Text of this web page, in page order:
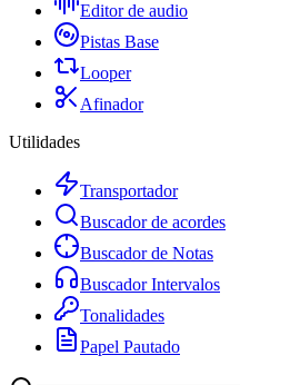
Editor de audio
Pistas Base
Looper
Afinador
Utilidades
Transportador
Buscador de acordes
Buscador de Notas
Buscador Intervalos
Tonalidades
Papel Pautado